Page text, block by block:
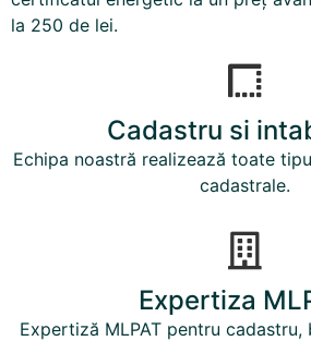
la 250 de lei.
Cadastru si
Echipa noastră realizează toate
cadastrale.
Expertiza
Expertiză MLPAT pentru cadastru,